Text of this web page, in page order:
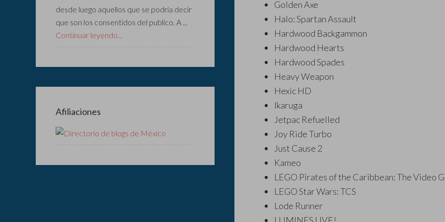
Golden Axe
Halo: Spartan Assault
Hardwood Backgammon
Hardwood Hearts
Hardwood Spades
Heavy Weapon
Hexic HD
Ikaruga
Jetpac Refuelled
Joy Ride Turbo
Just Cause 2
Kameo
LEGO Pirates of the Caribbean: The Video
LEGO Star Wars: TCS
Lode Runner
LUMINES LIVE!
desde luego aquellos que se podría decir
que son los consentidos del publico. A ...
Continuar leyendo...
Afiliaciones